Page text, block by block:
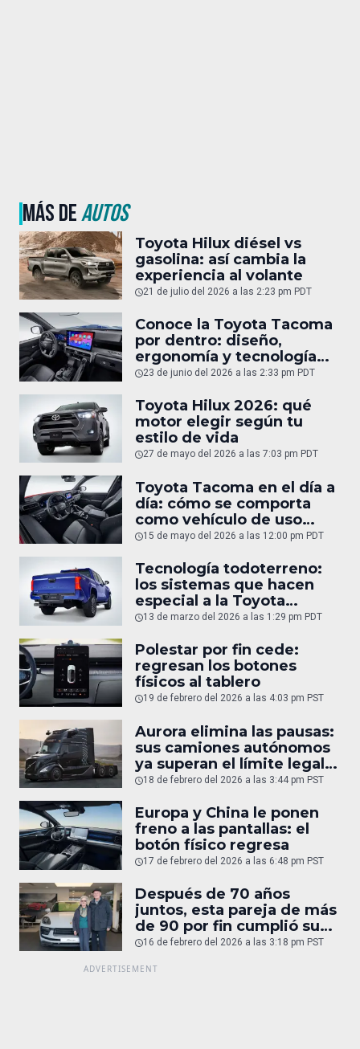
MÁS DEAUTOS
Toyota Hilux diésel vs
gasolina: así cambia la
experiencia al volante
21 de julio del 2026 a las 2:23 pm PDT
Conoce la Toyota Tacoma
por dentro: diseño,
ergonomía y tecnología
del interior
23 de junio del 2026 a las 2:33 pm PDT
Toyota Hilux 2026: qué
motor elegir según tu
estilo de vida
27 de mayo del 2026 a las 7:03 pm PDT
Toyota Tacoma en el día a
día: cómo se comporta
como vehículo de uso
diario
15 de mayo del 2026 a las 12:00 pm PDT
Tecnología todoterreno:
los sistemas que hacen
especial a la Toyota
Tacoma
13 de marzo del 2026 a las 1:29 pm PDT
Polestar por fin cede:
regresan los botones
físicos al tablero
19 de febrero del 2026 a las 4:03 pm PST
Aurora elimina las pausas:
sus camiones autónomos
ya superan el límite legal
humano
18 de febrero del 2026 a las 3:44 pm PST
Europa y China le ponen
freno a las pantallas: el
botón físico regresa
17 de febrero del 2026 a las 6:48 pm PST
Después de 70 años
juntos, esta pareja de más
de 90 por fin cumplió su
sueño: un Porsche
16 de febrero del 2026 a las 3:18 pm PST